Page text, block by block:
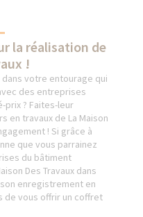
la réalisation de
!
votre entourage qui
des entreprises
prix ? Faites-leur
en travaux de La Maison
! Si grâce à
que vous parrainez
du bâtiment
Des Travaux dans
enregistrement en
de vous offrir un coffret